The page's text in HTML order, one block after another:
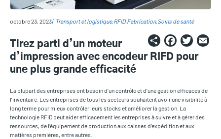
octobre 23, 2023 Transport et logistique RFID Fabrication Soins de santé
Share
Tirez parti d’un moteur
d’impression avec encodeur RIFD pour
une plus grande efficacité
La plupart des entreprises ont besoin d’un contrôle et d’une gestion efficaces de
l’inventaire. Les entreprises de tous les secteurs souhaitent avoir une visibilité à
long terme pour mieux contrôler leurs stocks et améliorer la gestion. La
technologie RFID peut aider efficacement les entreprises à suivre et à gérer des
ressources, de l’équipement de production aux caisses d’expédition et aux
matières premières, entre autres.